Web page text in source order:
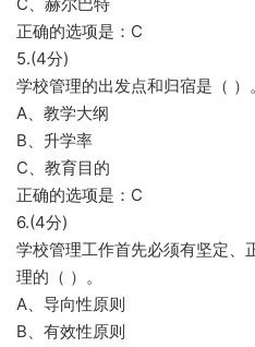
正确的选项是：C
5.(4分)
学校管理的出发点和归宿是（ ）。
A、教学大纲
B、升学率
C、教育目的
正确的选项是：C
6.(4分)
学校管理工作首先必须有坚定、
理的（ ）。
A、导向性原则
B、有效性原则